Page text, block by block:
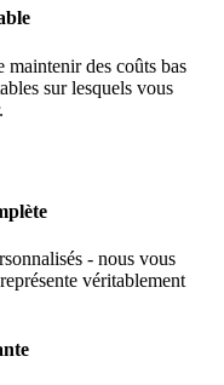
des coûts bas
sur lesquels vous
- nous vous
véritablement